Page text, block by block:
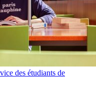
des étudiants de